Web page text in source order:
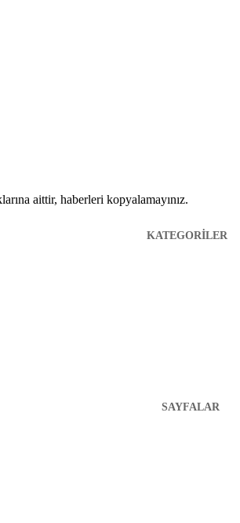
aittir, haberleri kopyalamayınız.
KATEGORİLER
SAYFALAR